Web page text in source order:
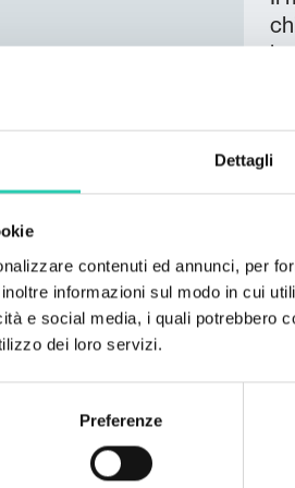
Dettagli
contenuti ed annunci, per
informazioni sul modo in cui
e social media, i quali potrebbero
dei loro servizi.
Preferenze
e